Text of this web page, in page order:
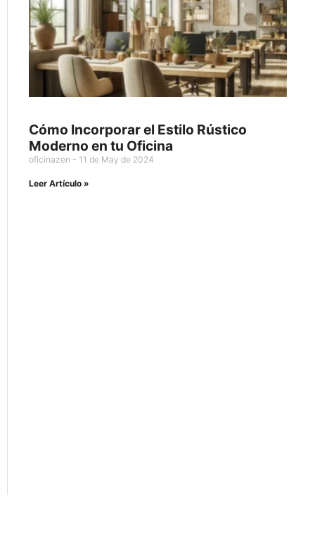
Cómo Incorporar el Estilo Rústico
Moderno en tu Oficina
oficinazen 11 de May de 2024
Leer Artículo »